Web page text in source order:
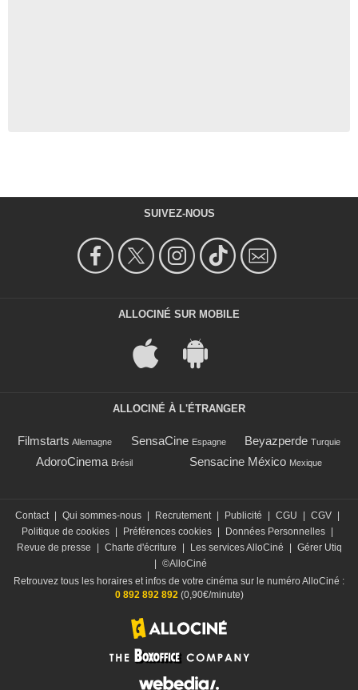
SUIVEZ-NOUS
ALLOCINÉ SUR MOBILE
ALLOCINÉ À L'ÉTRANGER
Filmstarts Allemagne SensaCine Espagne Beyazperde Turquie
AdoroCinema Brésil Sensacine México Mexique
Contact Qui sommes-nous Recrutement Publicité CGU CGV
Politique de cookies
Préférences cookies Données Personnelles
Revue de presse
Charte d'écriture Les services AlloCiné
Gérer Utiq
©AlloCiné
Retrouvez tous les horaires et infos de votre cinéma sur le numéro AlloCiné :
0 892 892 892(0,90€/minute)